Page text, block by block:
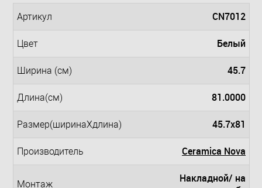
Артикул CN7012
Цвет Белый
Ширина (см) 45.7
Длина(см) 81.0000
Размер(ширинаXдлина) 45.7x81
Производитель Ceramica Nova
Монтаж
Накладной/ на